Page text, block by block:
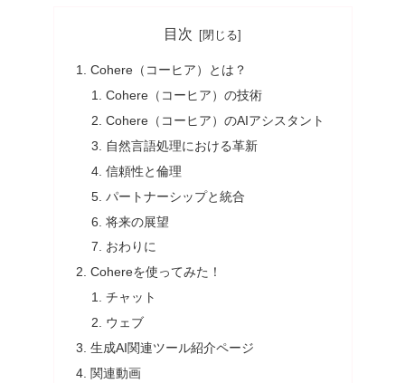
目次
Cohere（コーヒア）とは？
Cohere（コーヒア）の技術
Cohere（コーヒア）のAIアシスタント
自然言語処理における革新
信頼性と倫理
パートナーシップと統合
将来の展望
おわりに
Cohereを使ってみた！
チャット
ウェブ
生成AI関連ツール紹介ページ
関連動画